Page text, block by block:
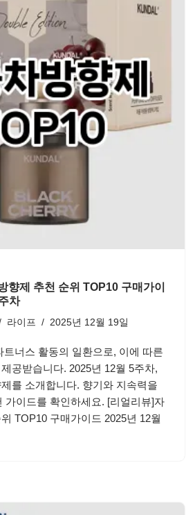
향제 추천 순위 TOP10 구매가이
차
라이프 2025년 12월 19일
트너스 활동의 일환으로, 이에 따른
공받습니다. 2025년 12월 5주차,
를 소개합니다. 향기와 지속력을
가이드를 확인하세요. [리얼리뷰]자
TOP10 구매가이드 2025년 12월